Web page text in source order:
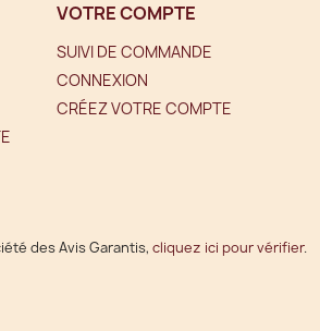
VOTRE COMPTE
SUIVI DE COMMANDE
CONNEXION
CRÉEZ VOTRE COMPTE
des Avis Garantis, cliquez ici pour vérifier.